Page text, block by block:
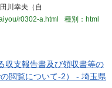
川幸夫（自
r0302-a.html
種別：html
収支報告書及び領収書等の
閲覧について-2） - 埼玉県